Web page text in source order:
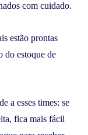
com cuidado.
estão prontas
do estoque de
a esses times: se
fica mais fácil